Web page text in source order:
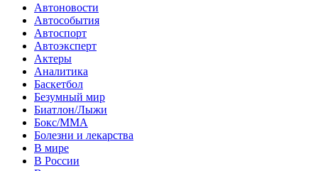
Автоновости
Автособытия
Автоспорт
Автоэксперт
Актеры
Аналитика
Баскетбол
Безумный мир
Биатлон/Лыжи
Бокс/MMA
Болезни и лекарства
В мире
В России